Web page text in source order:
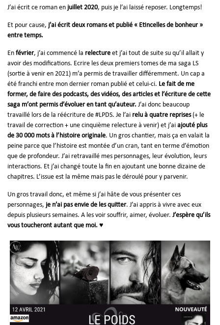
J’ai écrit ce roman en juillet 2020, puis je l’ai laissé reposer. Longtemps!
Et pour cause, j’ai écrit deux romans et publié « Etincelles de bonheur »
entre temps.
En février, j’ai commencé la relecture et j’ai tout de suite su qu’il allait y
avoir des modifications. Ecrire les deux premiers tomes de ma saga LS
(sortie à venir en 2021) m’a permis de travailler différemment. Un cap a
été franchi entre mon dernier roman publié et celui-ci. Le fait de me
former, de faire des podcasts, des vidéos, des articles et l’écriture de cette
saga m’ont permis d’évoluer en tant qu’auteur. J’ai donc beaucoup
travaillé lors de la réécriture de #LPDS. Je l’ai relu à quatre reprises (+ le
travail de correction + une cinquième relecture à venir) et j’ai ajouté plus
de 30 000 mots à l’histoire originale. Un gros chantier, mais ça en valait la
peine parce que l’histoire est montée d’un cran, tant en terme d’émotion
que de profondeur. J’ai retravaillé mes personnages, leur évolution, leurs
interactions. Et j’ai changé toute la fin en ajoutant une bonne dizaine de
chapitres. L’issue est la même mais pas le déroulé pour y parvenir.
Un gros travail donc, et même si j’ai hâte de vous présenter ces
personnages, je n’ai pas envie de les quitter. J’ai appris à vivre avec eux
depuis plusieurs semaines. A les voir souffrir, aimer, évoluer. J’espère qu’ils
vous toucheront autant que moi. ♥